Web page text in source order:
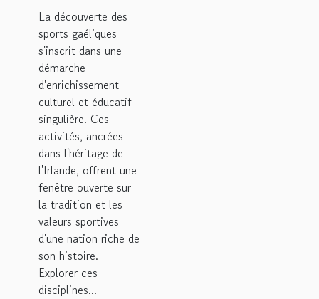
en Irlande
pour les
élèves
La découverte des
sports gaéliques
s'inscrit dans une
démarche
d'enrichissement
culturel et éducatif
singulière. Ces
activités, ancrées
dans l'héritage de
l'Irlande, offrent une
fenêtre ouverte sur
la tradition et les
valeurs sportives
d'une nation riche de
son histoire.
Explorer ces
disciplines...